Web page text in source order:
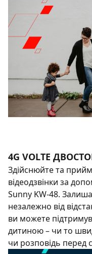
4G VOLTE
Здійснюйте та
відеодзвінки за
Sunny KW-48.
незалежно від
ви можете
дитиною – чи то
чи розповідь перед